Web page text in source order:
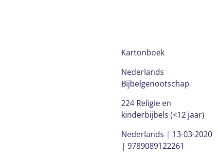
Kartonboek
Nederlands
Bijbelgenootschap
224 Religie en
kinderbijbels (<12 jaar)
Nederlands | 13-03-2020
| 9789089122261